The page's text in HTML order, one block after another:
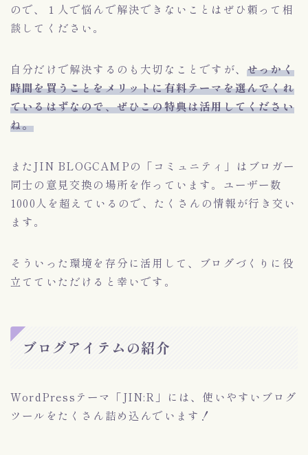
ので、１人で悩んで解決できないことはぜひ頼って相
談してください。
自分だけで解決するのも大切なことですが、 せっかく
時間を買うことをメリットに有料テーマを選んでくれ
ているはずなので、ぜひこの特典は活用してください
ね。
またJIN BLOGCAMPの「コミュニティ」はブロガー
同士の意見交換の場所を作っています。ユーザー数
1000人を超えているので、たくさんの情報が行き交い
ます。
そういった環境を存分に活用して、ブログづくりに役
立てていただけると幸いです。
ブログアイテムの紹介
WordPressテーマ「JIN:R」には、使いやすいブログ
ツールをたくさん詰め込んでいます！